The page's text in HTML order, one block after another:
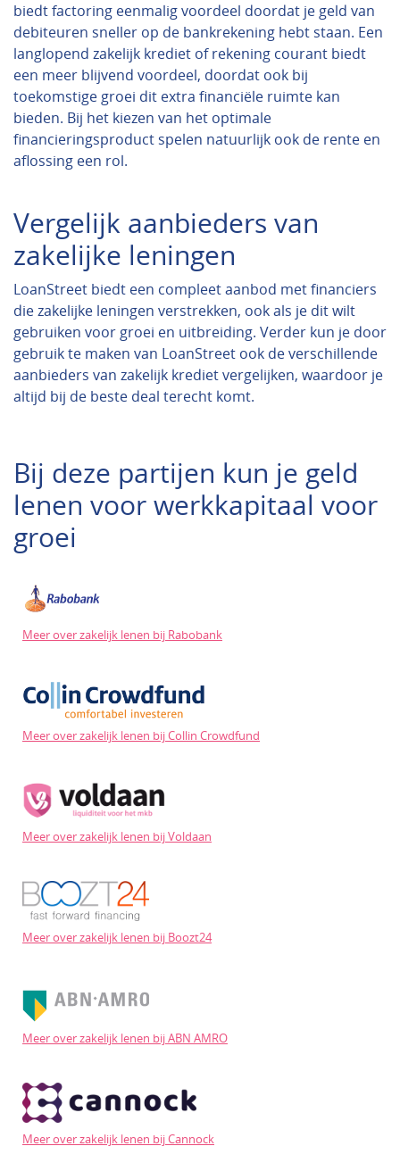
biedt factoring eenmalig voordeel doordat je geld van
debiteuren sneller op de bankrekening hebt staan. Een
langlopend zakelijk krediet of rekening courant biedt
een meer blijvend voordeel, doordat ook bij
toekomstige groei dit extra financiële ruimte kan
bieden. Bij het kiezen van het optimale
financieringsproduct spelen natuurlijk ook de rente en
aflossing een rol.
Vergelijk aanbieders van
zakelijke leningen
LoanStreet biedt een compleet aanbod met financiers
die zakelijke leningen verstrekken, ook als je dit wilt
gebruiken voor groei en uitbreiding. Verder kun je door
gebruik te maken van LoanStreet ook de verschillende
aanbieders van zakelijk krediet vergelijken, waardoor je
altijd bij de beste deal terecht komt.
Bij deze partijen kun je geld
lenen voor werkkapitaal voor
groei
Meer over zakelijk lenen bij Rabobank
Meer over zakelijk lenen bij Collin Crowdfund
Meer over zakelijk lenen bij Voldaan
Meer over zakelijk lenen bij Boozt24
Meer over zakelijk lenen bij ABN AMRO
Meer over zakelijk lenen bij Cannock